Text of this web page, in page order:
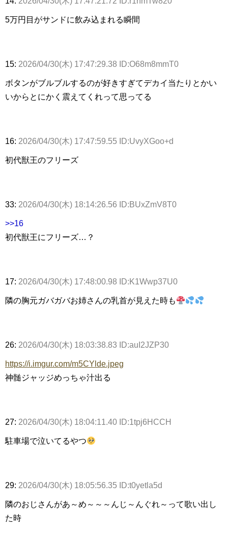
5万円目がサンドに飲み込まれる瞬間
15: 2026/04/30(木) 17:47:29.38 ID:O68m8mmT0
ボタンがブルブルするのが好きすぎてデカイ当たりとかい
いからとにかく震えてくれって思ってる
16: 2026/04/30(木) 17:47:59.55 ID:UvyXGoo+d
初代獣王のフリーズ
33: 2026/04/30(木) 18:14:26.56 ID:BUxZmV8T0
>>16
初代獣王にフリーズ…？
17: 2026/04/30(木) 17:48:00.98 ID:K1Wwp37U0
隣の胸元ガバガバお姉さんの乳首が見えた時も
26: 2026/04/30(木) 18:03:38.83 ID:auI2JZP30
https://i.imgur.com/m5CYlde.jpeg
神髄ジャッジめっちゃ汁出る
27: 2026/04/30(木) 18:04:11.40 ID:1tpj6HCCH
駐車場で泣いてるやつ
29: 2026/04/30(木) 18:05:56.35 ID:t0yetla5d
隣のおじさんがあ～め～～～んじ～んぐれ～って歌い出し
た時